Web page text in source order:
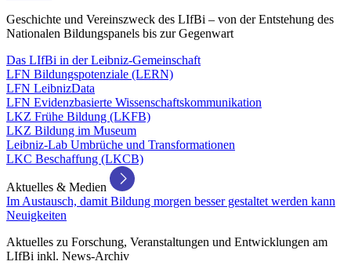
Geschichte und Vereinszweck des LIfBi – von der Entstehung des
Nationalen Bildungspanels bis zur Gegenwart
Das LIfBi in der Leibniz-Gemeinschaft
LFN Bildungspotenziale (LERN)
LFN LeibnizData
LFN Evidenzbasierte Wissenschaftskommunikation
LKZ Frühe Bildung (LKFB)
LKZ Bildung im Museum
Leibniz-Lab Umbrüche und Transformationen
LKC Beschaffung (LKCB)
Aktuelles & Medien
Im Austausch, damit Bildung morgen besser gestaltet werden kann
Neuigkeiten
Aktuelles zu Forschung, Veranstaltungen und Entwicklungen am
LIfBi inkl. News-Archiv